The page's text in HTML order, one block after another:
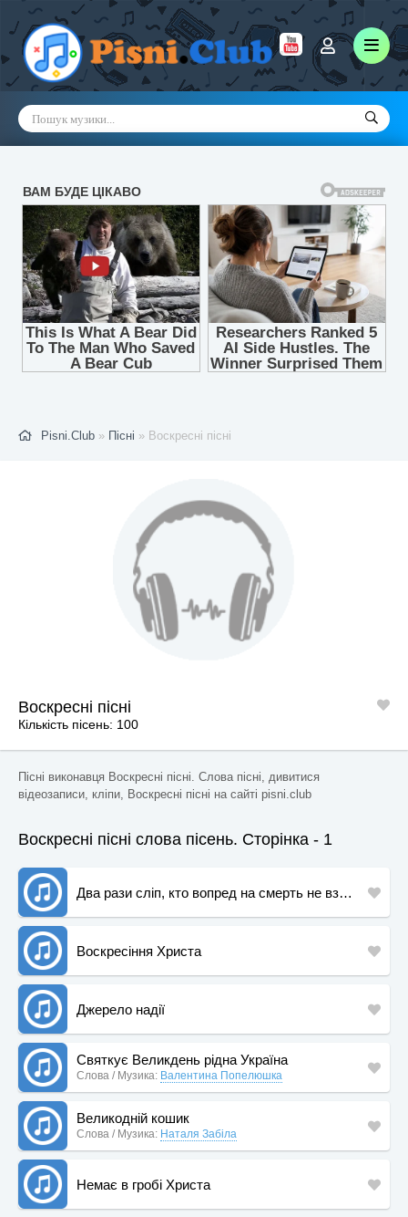
Pisni.Club » Пісні » Воскресні пісні
Воскресні пісні
Кількість пісень: 100
Пісні виконавця Воскресні пісні. Слова пісні, дивитися
відеозаписи, кліпи, Воскресні пісні на сайті pisni.club
Воскресні пісні слова пісень. Сторінка - 1
Два рази сліп, кто вопред на смерть не взираєт
Воскресіння Христа
Джерело надії
Святкує Великдень рідна Україна
Слова / Музика: Валентина Попелюшка
Великодній кошик
Слова / Музика: Наталя Забіла
Немає в гробі Христа